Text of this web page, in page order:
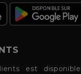
est